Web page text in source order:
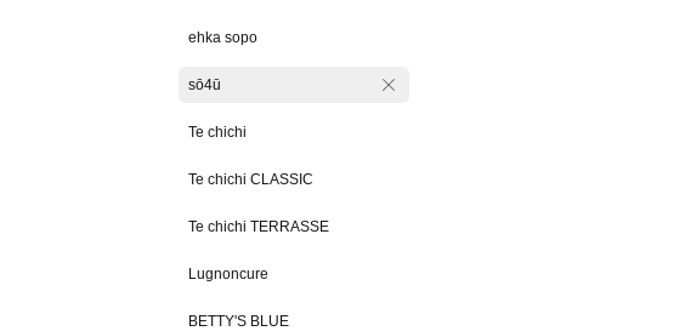
ehka sopo
sō4ū
Te chichi
Te chichi CLASSIC
Te chichi TERRASSE
Lugnoncure
BETTY'S BLUE